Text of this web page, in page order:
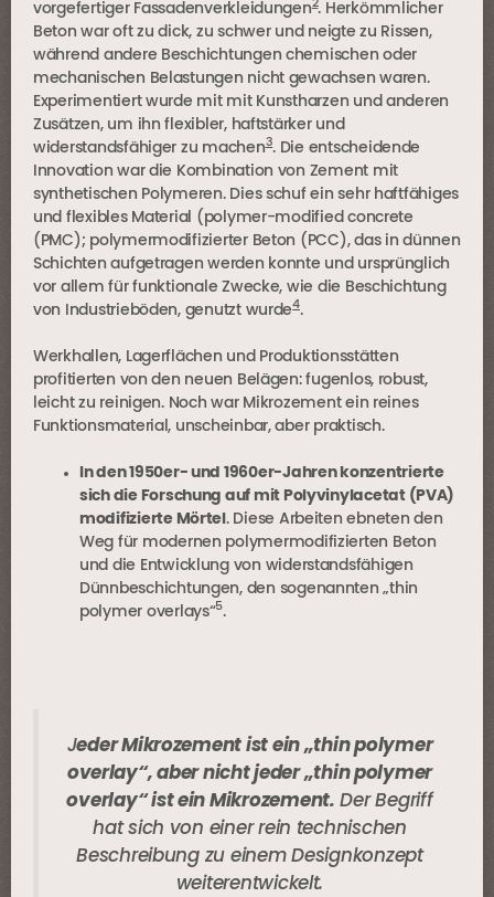
vorgefertiger Fassadenverkleidungen2. Herkömmlicher
Beton war oft zu dick, zu schwer und neigte zu Rissen,
während andere Beschichtungen chemischen oder
mechanischen Belastungen nicht gewachsen waren.
Experimentiert wurde mit mit Kunstharzen und anderen
Zusätzen, um ihn flexibler, haftstärker und
widerstandsfähiger zu machen3. Die entscheidende
Innovation war die Kombination von Zement mit
synthetischen Polymeren. Dies schuf ein sehr haftfähiges
und flexibles Material (polymer-modified concrete
(PMC); polymermodifizierter Beton (PCC), das in dünnen
Schichten aufgetragen werden konnte und ursprünglich
vor allem für funktionale Zwecke, wie die Beschichtung
von Industrieböden, genutzt wurde4.
Werkhallen, Lagerflächen und Produktionsstätten
profitierten von den neuen Belägen: fugenlos, robust,
leicht zu reinigen. Noch war Mikrozement ein reines
Funktionsmaterial, unscheinbar, aber praktisch.
In den 1950er- und 1960er-Jahren konzentrierte
sich die Forschung auf mit Polyvinylacetat (PVA)
modifizierte Mörtel . Diese Arbeiten ebneten den
Weg für modernen polymermodifizierten Beton
und die Entwicklung von widerstandsfähigen
Dünnbeschichtungen, den sogenannten „thin
polymer overlays“5.
Jeder Mikrozement ist ein „thin polymer
overlay“, aber nicht jeder „thin polymer
overlay“ ist ein Mikrozement. Der Begriff
hat sich von einer rein technischen
Beschreibung zu einem Designkonzept
weiterentwickelt.